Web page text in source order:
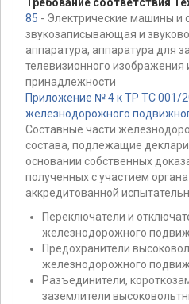
85 - Электрические машины и
звукозаписывающая и
аппаратура, аппаратура для
телевизионного изображения
принадлежности
Приложение № 4 к ТР ТС 001/
железнодорожного
Составные части
состава, подлежащие
основании собственных
полученных с участием
аккредитованной
Переключатели и
железнодорожного
Предохранители
железнодорожного
Разъединители,
заземлители